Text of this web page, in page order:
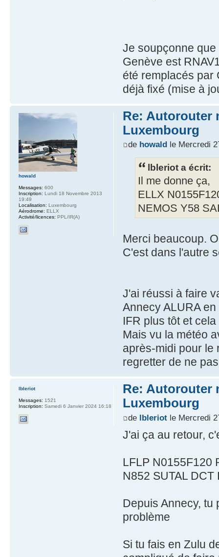
Je soupçonne
Genève est
été remplacés par
déjà fixé (mise à
Re: Autorouter
Luxembourg
de howaldle Mercredi
lbleriot a écrit:
Il me donne ça,
ELLX
NEMOS Y58
Merci beaucoup.
C'est dans l'autre
J'ai réussi à faire
Annecy ALURA
IFR plus tôt et
Mais vu la météo
après-midi pour le
regretter de ne
howald
Messages: 600
Inscription: Lundi 18 Novembre 2013
19:49
Localisation: Luxembourg
Aérodrome: ELLX
Activité/licences: PPL/IR(A)
Re: Autorouter
Luxembourg
de lbleriotle Mercredi
J'ai ça au retour,
LFLP N0155F120
N852 SUTAL
Depuis Annecy, tu
problème
Si tu fais en Zulu
lbleriot
Messages: 1521
Inscription: Samedi 6 Janvier 2024 16:18